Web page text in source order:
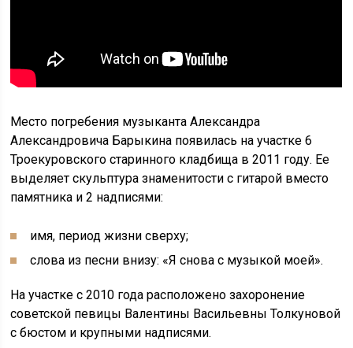
Место погребения музыканта Александра
Александровича Барыкина появилась на участке 6
Троекуровского старинного кладбища в 2011 году. Ее
выделяет скульптура знаменитости с гитарой вместо
памятника и 2 надписями:
имя, период жизни сверху;
слова из песни внизу: «Я снова с музыкой моей».
На участке с 2010 года расположено захоронение
советской певицы Валентины Васильевны Толкуновой
с бюстом и крупными надписями.